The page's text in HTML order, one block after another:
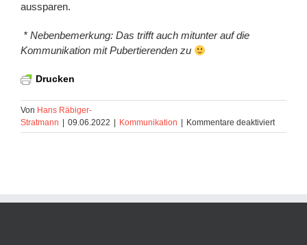
aussparen.
* Nebenbemerkung: Das trifft auch mitunter auf die
Kommunikation mit Pubertierenden zu
Drucken
Von Hans Räbiger-
Stratmann
09.06.2022 Kommunikation Kommentare deaktiviertfür
Blog-